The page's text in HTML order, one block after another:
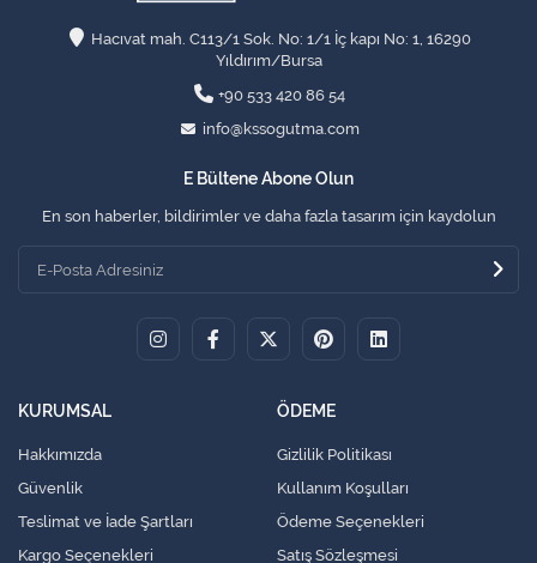
Hacıvat mah. C113/1 Sok. No: 1/1 İç kapı No: 1, 16290
Yıldırım/Bursa
+90 533 420 86 54
info@kssogutma.com
E Bültene Abone Olun
En son haberler, bildirimler ve daha fazla tasarım için kaydolun
KURUMSAL
Hakkımızda
Güvenlik
Teslimat ve İade Şartları
Kargo Seçenekleri
ÖDEME
Gizlilik Politikası
Kullanım Koşulları
Ödeme Seçenekleri
Satış Sözleşmesi